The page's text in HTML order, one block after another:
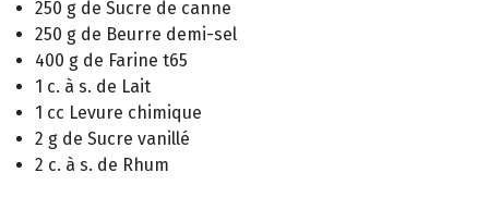
250 g de Sucre de canne
250 g de Beurre demi-sel
400 g de Farine t65
1 c. à s. de Lait
1 cc Levure chimique
2 g de Sucre vanillé
2 c. à s. de Rhum